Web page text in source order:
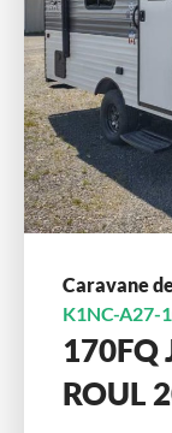
Caravane
K1NC-A27-
170FQ
ROUL